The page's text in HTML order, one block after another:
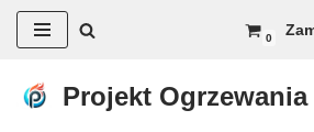
do
0
Projekt Ogrzewania